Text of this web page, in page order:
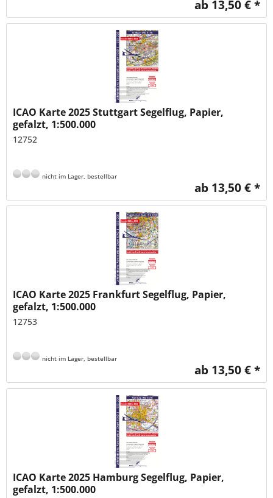
ab 13,50 € *
ICAO Karte 2025 Stuttgart Segelflug, Papier,
gefalzt, 1:500.000
12752
nicht im Lager, bestellbar
ab 13,50 € *
ICAO Karte 2025 Frankfurt Segelflug, Papier,
gefalzt, 1:500.000
12753
nicht im Lager, bestellbar
ab 13,50 € *
ICAO Karte 2025 Hamburg Segelflug, Papier,
gefalzt, 1:500.000